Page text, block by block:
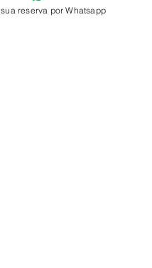
já sua reserva e prepare-se para
paraíso do Ceará.
reserva por Whatsapp